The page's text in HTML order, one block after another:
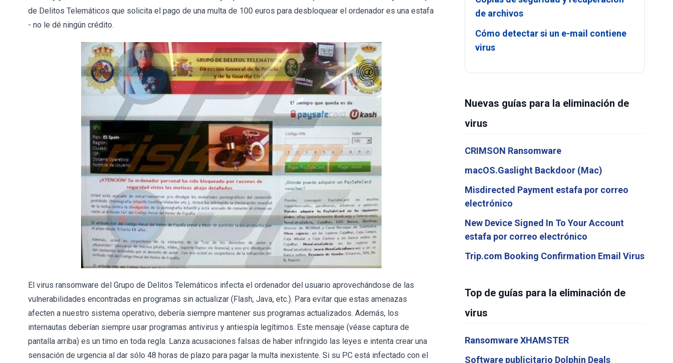
de Delitos Telemáticos que solicita el pago de una multa de 100 euros para desbloquear el ordenador es una estafa
- no le dé ningún crédito.
El virus ransomware del Grupo de Delitos Telemáticos infecta el ordenador del usuario aprovechándose de las
vulnerabilidades encontradas en programas sin actualizar (Flash, Java, etc.). Para evitar que estas amenazas
afecten a nuestro sistema operativo, debería siempre mantener sus programas actualizados. Además, los
internautas deberían siempre usar programas antivirus y antiespía legítimos. Este mensaje (véase captura de
pantalla arriba) es un timo en toda regla. Lanza acusaciones falsas de haber infringido las leyes e intenta crear una
sensación de urgencia al dar sólo 48 horas de plazo para pagar la multa inexistente. Si su PC está infectado con el
de archivos
Cómo detectar si un e-mail contiene
virus
Nuevas guías para la eliminación de
virus
CRIMSON Ransomware
macOS.Gaslight Backdoor (Mac)
Misdirected Payment estafa por correo
electrónico
New Device Signed In To Your Account
estafa por correo electrónico
Trip.com Booking Confirmation Email Virus
Top de guías para la eliminación de
virus
Ransomware XHAMSTER
Software publicitario Dolphin Deals